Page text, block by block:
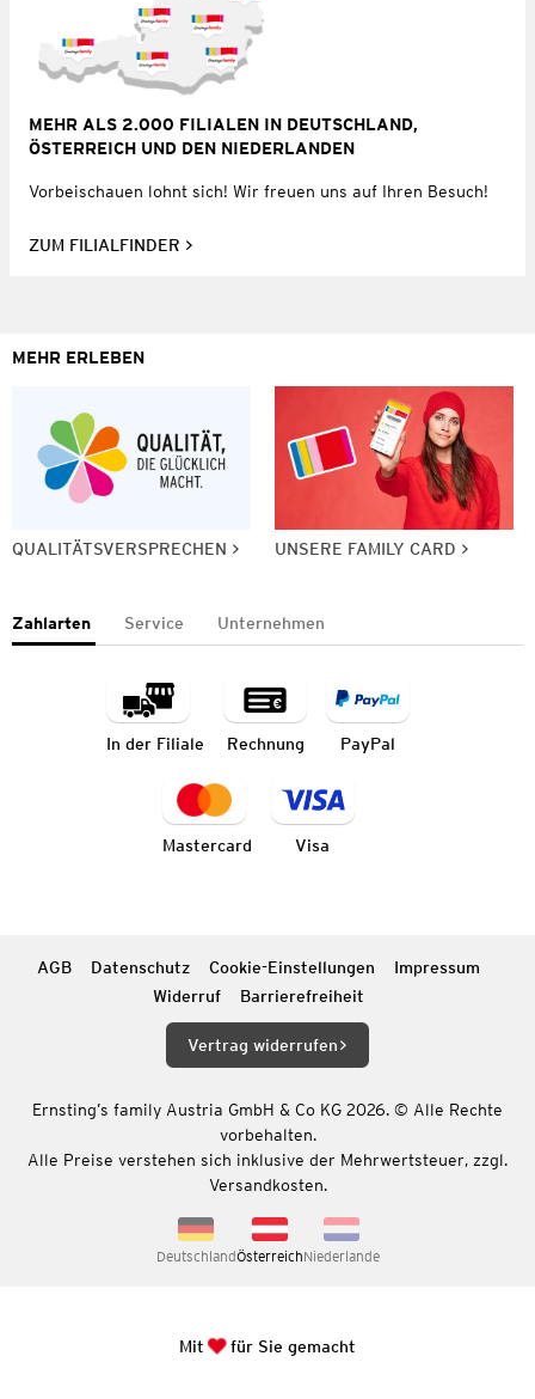
MEHR ALS 2.000 FILIALEN IN DEUTSCHLAND,
ÖSTERREICH UND DEN NIEDERLANDEN
Vorbeischauen lohnt sich! Wir freuen uns auf Ihren Besuch!
ZUM FILIALFINDER
MEHR ERLEBEN
QUALITÄTSVERSPRECHEN UNSERE FAMILY CARD
Zahlarten Service Unternehmen
In der Filiale Rechnung PayPal
Mastercard Visa
AGB Datenschutz Cookie-Einstellungen
Impressum
Widerruf
Barrierefreiheit
Vertrag widerrufen
Ernsting’s family Austria GmbH & Co KG 2026. © Alle Rechte
vorbehalten.
Alle Preise verstehen sich inklusive der Mehrwertsteuer, zzgl.
Versandkosten.
DeutschlandÖsterreichNiederlande
Mit für Sie gemacht